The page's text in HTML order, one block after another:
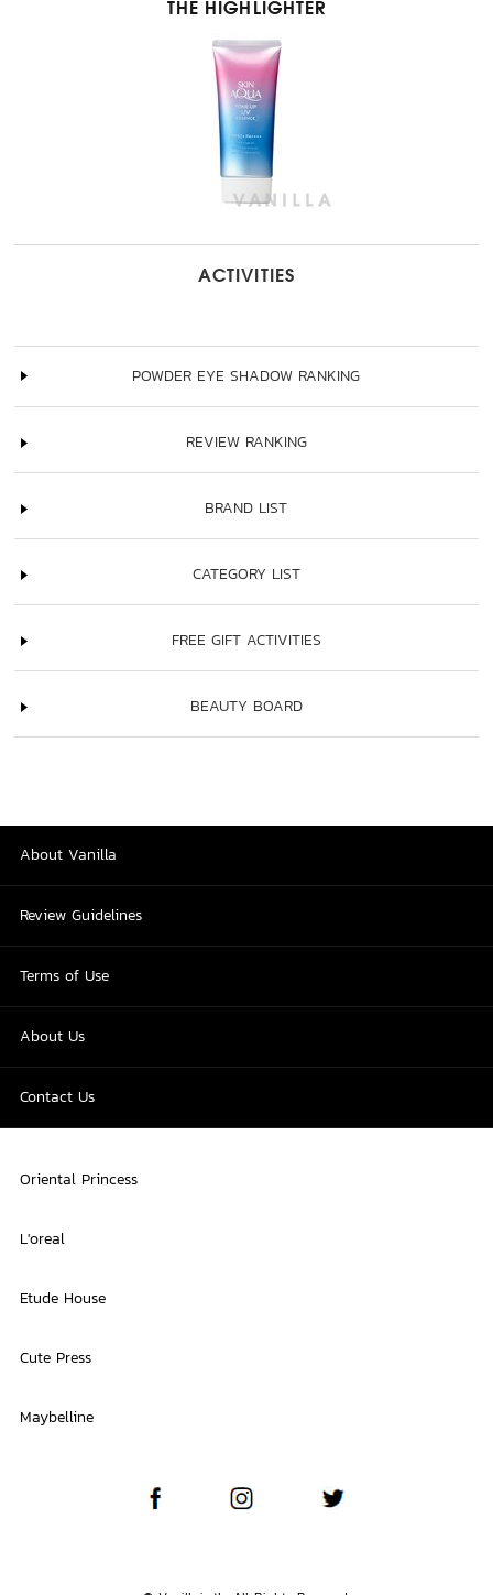
THE HIGHLIGHTER
ACTIVITIES
POWDER EYE SHADOW RANKING
REVIEW RANKING
BRAND LIST
CATEGORY LIST
FREE GIFT ACTIVITIES
BEAUTY BOARD
About Vanilla
Review Guidelines
Terms of Use
About Us
Contact Us
Oriental Princess
L'oreal
Etude House
Cute Press
Maybelline